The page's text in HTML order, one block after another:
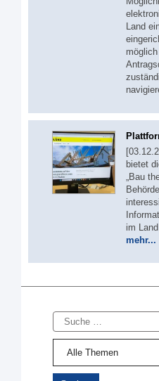
Land
bietet
„Bau
im
mehr...
Suche